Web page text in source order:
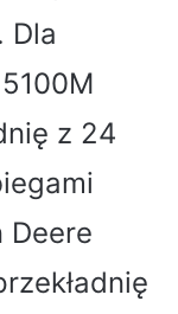
Dla
z 24
Deere